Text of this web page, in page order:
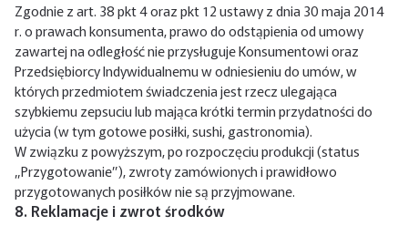
Zgodnie z art. 38 pkt 4 oraz pkt 12 ustawy z dnia 30 maja 2014
r. o prawach konsumenta, prawo do odstąpienia od umowy
zawartej na odległość nie przysługuje Konsumentowi oraz
Przedsiębiorcy Indywidualnemu w odniesieniu do umów, w
których przedmiotem świadczenia jest rzecz ulegająca
szybkiemu zepsuciu lub mająca krótki termin przydatności do
użycia (w tym gotowe posiłki, sushi, gastronomia).
W związku z powyższym, po rozpoczęciu produkcji (status
„Przygotowanie”), zwroty zamówionych i prawidłowo
przygotowanych posiłków nie są przyjmowane.
8. Reklamacje i zwrot środków